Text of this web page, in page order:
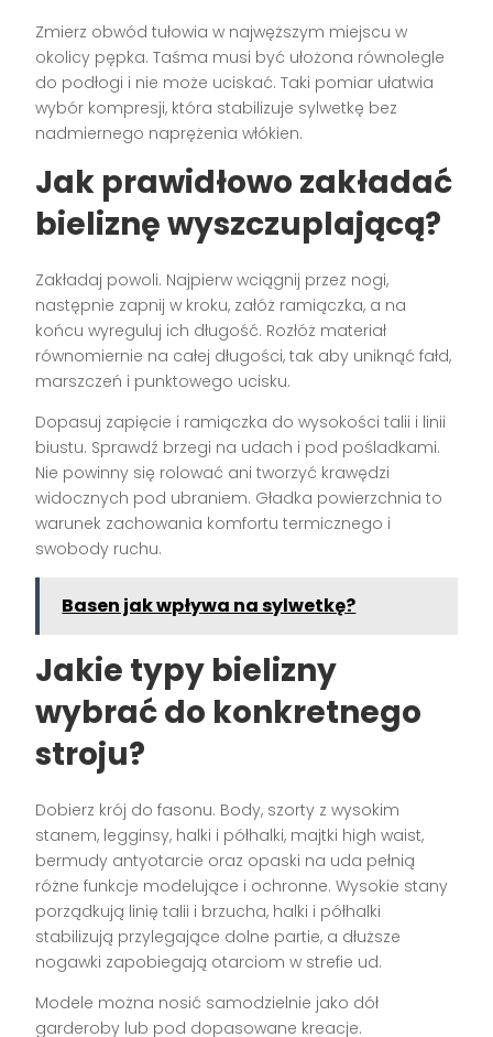
Zmierz obwód tułowia w najwęższym miejscu w
okolicy pępka. Taśma musi być ułożona równolegle
do podłogi i nie może uciskać. Taki pomiar ułatwia
wybór kompresji, która stabilizuje sylwetkę bez
nadmiernego naprężenia włókien.
Jak prawidłowo zakładać
bieliznę wyszczuplającą?
Zakładaj powoli. Najpierw wciągnij przez nogi,
następnie zapnij w kroku, załóż ramiączka, a na
końcu wyreguluj ich długość. Rozłóż materiał
równomiernie na całej długości, tak aby uniknąć fałd,
marszczeń i punktowego ucisku.
Dopasuj zapięcie i ramiączka do wysokości talii i linii
biustu. Sprawdź brzegi na udach i pod pośladkami.
Nie powinny się rolować ani tworzyć krawędzi
widocznych pod ubraniem. Gładka powierzchnia to
warunek zachowania komfortu termicznego i
swobody ruchu.
Basen jak wpływa na sylwetkę?
Jakie typy bielizny
wybrać do konkretnego
stroju?
Dobierz krój do fasonu. Body, szorty z wysokim
stanem, legginsy, halki i półhalki, majtki high waist,
bermudy antyotarcie oraz opaski na uda pełnią
różne funkcje modelujące i ochronne. Wysokie stany
porządkują linię talii i brzucha, halki i półhalki
stabilizują przylegające dolne partie, a dłuższe
nogawki zapobiegają otarciom w strefie ud.
Modele można nosić samodzielnie jako dół
garderoby lub pod dopasowane kreacje.